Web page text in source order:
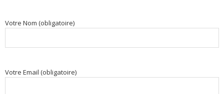
Votre Nom (obligatoire)
Votre Email (obligatoire)